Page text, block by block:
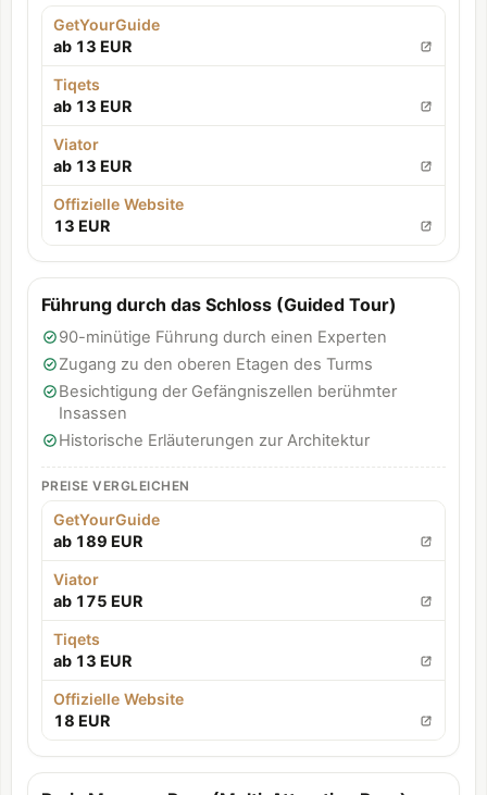
GetYourGuide
ab 13 EUR
Tiqets
ab 13 EUR
Viator
ab 13 EUR
Offizielle Website
13 EUR
Führung durch das Schloss (Guided Tour)
90-minütige Führung durch einen Experten
Zugang zu den oberen Etagen des Turms
Besichtigung der Gefängniszellen berühmter
Insassen
Historische Erläuterungen zur Architektur
PREISE VERGLEICHEN
GetYourGuide
ab 189 EUR
Viator
ab 175 EUR
Tiqets
ab 13 EUR
Offizielle Website
18 EUR